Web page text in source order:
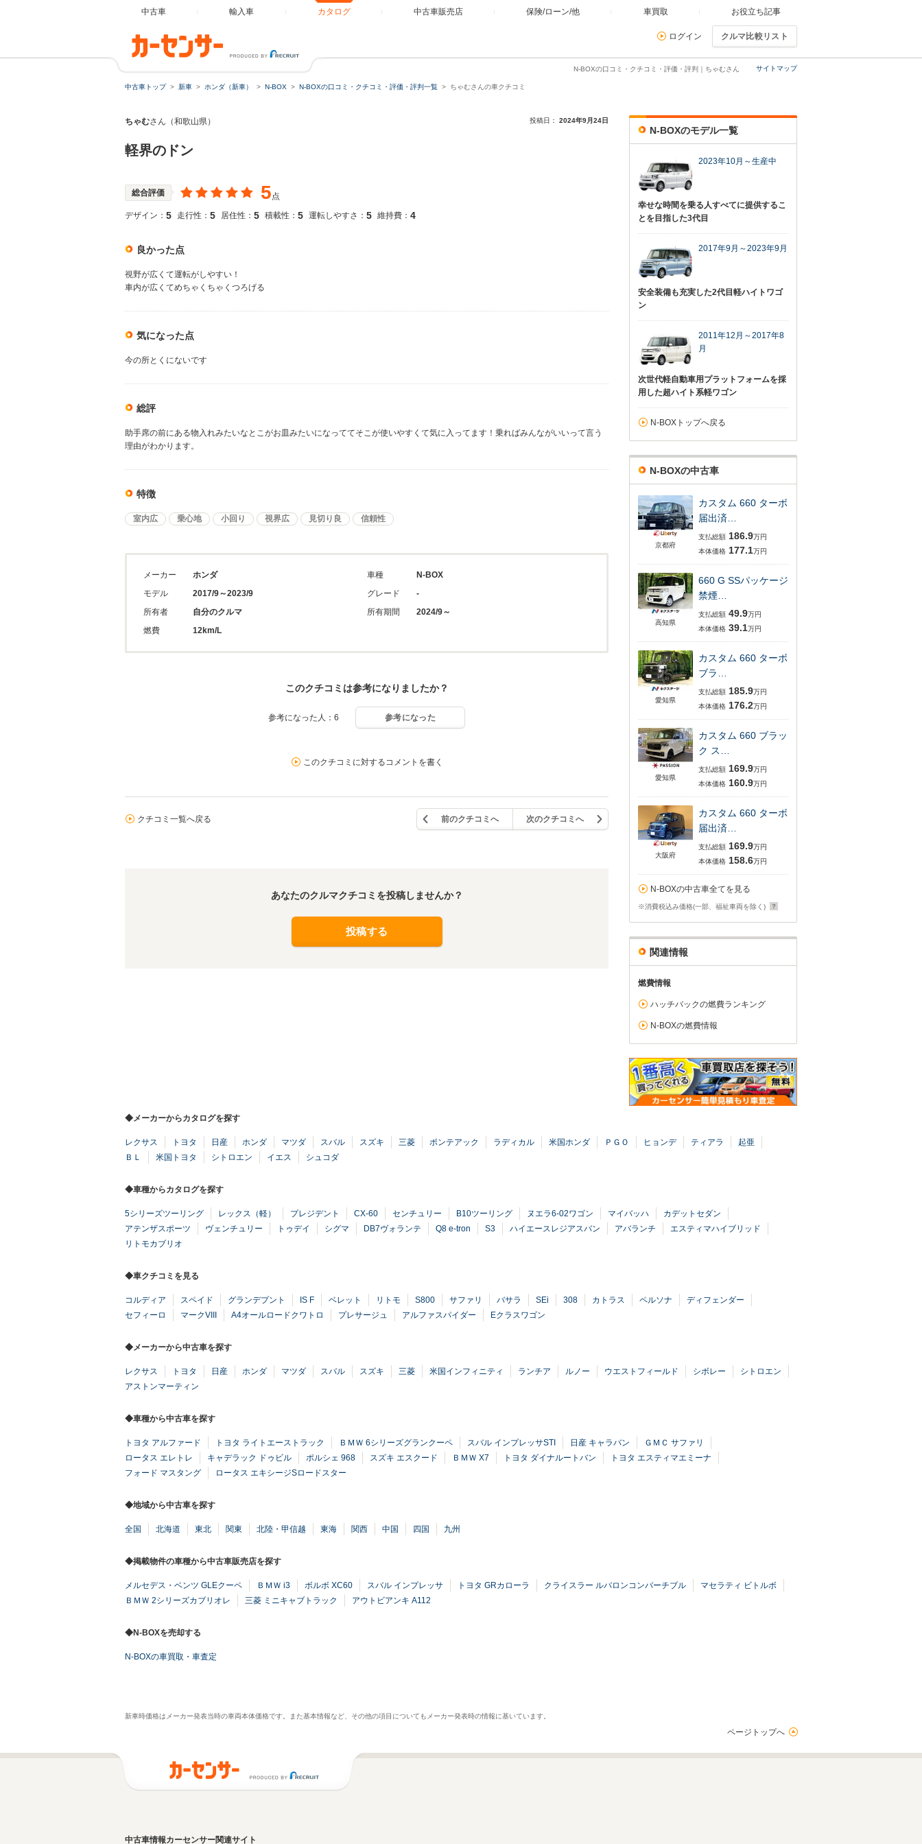
中古車 輸入車 カタログ 中古車販売店 保険/ローン/他 車買取 お役立ち記事
ログイン クルマ比較リスト
サイトマップ
N-BOXの口コミ・クチコミ・評価・評判｜ちゃむさん
中古車トップ 新車 ホンダ（新車） N-BOX N-BOXの口コミ・クチコミ・評価・評判一覧 ちゃむさんの車クチコミ
ちゃむさん（和歌山県） 投稿日： 2024年9月24日
軽界のドン
総合評価 5点
デザイン： 5 走行性： 5 居住性： 5 積載性： 5 運転しやすさ： 5 維持費： 4
良かった点
視野が広くて運転がしやすい！
車内が広くてめちゃくちゃくつろげる
気になった点
今の所とくにないです
総評
助手席の前にある物入れみたいなとこがお皿みたいになっててそこが使いやすくて気に入ってます！乗ればみんながいいって言う
理由がわかります。
特徴
室内広 乗心地 小回り 視界広 見切り良 信頼性
メーカー
ホンダ
モデル
2017/9～2023/9
所有者
自分のクルマ
燃費
12km/L
車種
N-BOX
グレード
-
所有期間
2024/9～
このクチコミは参考になりましたか？
参考になった人：6 参考になった
このクチコミに対するコメントを書く
クチコミ一覧へ戻る 前のクチコミへ 次のクチコミへ
あなたのクルマクチコミを投稿しませんか？
投稿する
N-BOXのモデル一覧
2023年10月～生産中
幸せな時間を乗る人すべてに提供するこ
とを目指した3代目
2017年9月～2023年9月
安全装備も充実した2代目軽ハイトワゴ
ン
2011年12月～2017年8
月
次世代軽自動車用プラットフォームを採
用した超ハイト系軽ワゴン
N-BOXトップへ戻る
N-BOXの中古車
京都府
カスタム 660 ターボ
届出済…
支払総額 186.9万円
本体価格 177.1万円
高知県
660 G SSパッケージ
禁煙…
支払総額 49.9万円
本体価格 39.1万円
愛知県
カスタム 660 ターボ
ブラ…
支払総額 185.9万円
本体価格 176.2万円
愛知県
カスタム 660 ブラッ
ク ス…
支払総額 169.9万円
本体価格 160.9万円
大阪府
カスタム 660 ターボ
届出済…
支払総額 169.9万円
本体価格 158.6万円
N-BOXの中古車全てを見る
※消費税込み価格(一部、福祉車両を除く)
関連情報
燃費情報
ハッチバックの燃費ランキング
N-BOXの燃費情報
◆メーカーからカタログを探す
レクサス トヨタ 日産 ホンダ マツダ スバル スズキ 三菱 ポンテアック ラディカル 米国ホンダ ＰＧＯ ヒョンデ ティアラ
起亜
ＢＬ
米国トヨタ シトロエン イエス シュコダ
◆車種からカタログを探す
5シリーズツーリング レックス（軽） プレジデント CX-60 センチュリー B10ツーリング ヌエラ6-02ワゴン マイバッハ
カデットセダン
アテンザスポーツ
ヴェンチュリー トゥデイ シグマ DB7ヴォランテ Q8 e-tron S3 ハイエースレジアスバン アバランチ
エスティマハイブリッド
リトモカブリオ
◆車クチコミを見る
コルディア スペイド グランデプント IS F ベレット リトモ S800 サファリ バサラ SEi 308 カトラス ペルソナ
ディフェンダー
セフィーロ
マークVIII A4オールロードクワトロ プレサージュ アルファスパイダー Eクラスワゴン
◆メーカーから中古車を探す
レクサス トヨタ 日産 ホンダ マツダ スバル スズキ 三菱 米国インフィニティ ランチア ルノー ウエストフィールド シボレー
シトロエン
アストンマーティン
◆車種から中古車を探す
トヨタ アルファード トヨタ ライトエーストラック ＢＭＷ 6シリーズグランクーペ スバル インプレッサSTI 日産 キャラバン
ＧＭＣ サファリ
ロータス エレトレ
キャデラック ドゥビル ポルシェ 968 スズキ エスクード ＢＭＷ X7 トヨタ ダイナルートバン
トヨタ エスティマエミーナ
フォード マスタング
ロータス エキシージSロードスター
◆地域から中古車を探す
全国 北海道 東北 関東 北陸・甲信越 東海 関西 中国 四国 九州
◆掲載物件の車種から中古車販売店を探す
メルセデス・ベンツ GLEクーペ ＢＭＷ i3 ボルボ XC60 スバル インプレッサ トヨタ GRカローラ クライスラー ルバロンコンバーチブル
マセラティ ビトルボ
ＢＭＷ 2シリーズカブリオレ
三菱 ミニキャブトラック アウトビアンキ A112
◆N-BOXを売却する
N-BOXの車買取・車査定
新車時価格はメーカー発表当時の車両本体価格です。また基本情報など、その他の項目についてもメーカー発表時の情報に基いています。
ページトップへ
中古車情報カーセンサー関連サイト